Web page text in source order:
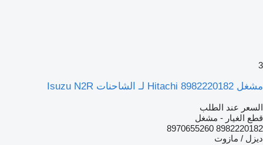
3
مشغل Hitachi 8982220182 لـ الشاحنات Isuzu N2R
السعر عند الطلب
قطع الغيار - مشغل
8982220182 8970655260
ديزل / مازوت